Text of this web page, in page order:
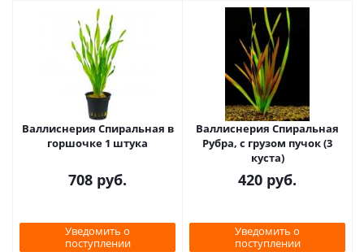
Валлиснерия Спиральная в
горшочке 1 штука
708 руб.
Уведомить о
поступлении
Валлиснерия Спиральная
Рубра, с грузом пучок (3
куста)
420 руб.
Уведомить о
поступлении